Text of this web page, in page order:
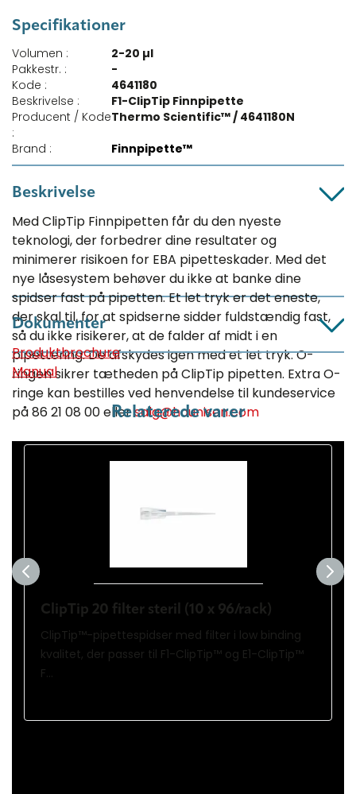
Specifikationer
Volumen :
2-20 µl
Pakkestr. :
-
Kode :
4641180
Beskrivelse :
F1-ClipTip Finnpipette
Producent / Kode
:
Thermo Scientific™ / 4641180N
Brand :
Finnpipette™
Beskrivelse
Med ClipTip Finnpipetten får du den nyeste
teknologi, der forbedrer dine resultater og
minimerer risikoen for EBA pipetteskader. Med det
nye låsesystem behøver du ikke at banke dine
spidser fast på pipetten. Et let tryk er det eneste,
der skal til, for at spidserne sidder fuldstændig fast,
så du ikke risikerer, at de falder af midt i en
pipettering. De afskydes igen med et let tryk. O-
ringen sikrer tætheden på ClipTip pipetten. Extra O-
ringe kan bestilles ved henvendelse til kundeservice
på 86 21 08 00 ellersalg@hounisen.com
Dokumenter
Produktbrochure
Manual
Relaterede varer
ClipTip 20 filter steril (10 x 96/rack)
ClipTip™-pipettespidser med filter i low binding
kvalitet, der passer til F1-ClipTip™ og E1-ClipTip™
F...